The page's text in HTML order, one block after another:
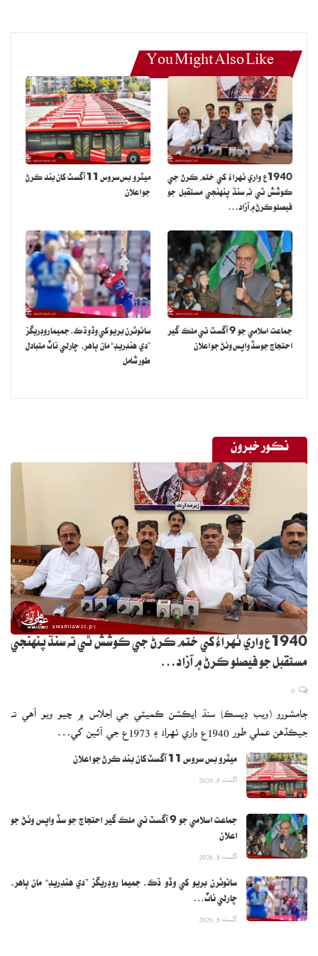
You Might Also Like
1940ع واري ٺهراءُ کي ختم ڪرڻ جي
ڪوشش ٿي ته سنڌ پنهنجي مستقبل جو
فيصلو ڪرڻ ۾ آزاد…
ميٽرو بس سروس 11 آگسٽ کان بند ڪرڻ
جو اعلان
جماعت اسلامي جو 9 آگسٽ تي ملڪ گير
احتجاج جو سڏ واپس وٺڻ جو اعلان
سائوٿرن بريو کي وڏو ڌڪ، جميما روڊريگز
”دي هنڊريڊ“ مان ٻاهر، چارلي ناٽ متبادل
طور شامل
نڪور خبرون
1940ع واري ٺهراءُ کي ختم ڪرڻ جي ڪوشش ٿي ته سنڌ پنهنجي
مستقبل جو فيصلو ڪرڻ ۾ آزاد…
ڄامشورو (ويب ڊيسڪ) سنڌ ايڪشن ڪميٽي جي اجلاس ۾ چيو ويو آهي ته
جيڪڏهن عملي طور 1940ع واري ٺهراءُ ۽ 1973ع جي آئين کي…
ميٽرو بس سروس 11 آگسٽ کان بند ڪرڻ جو اعلان
اگست 8, 2026
جماعت اسلامي جو 9 آگسٽ تي ملڪ گير احتجاج جو سڏ واپس وٺڻ جو
اعلان
اگست 8, 2026
سائوٿرن بريو کي وڏو ڌڪ، جميما روڊريگز ”دي هنڊريڊ“ مان ٻاهر،
چارلي ناٽ…
اگست 8, 2026